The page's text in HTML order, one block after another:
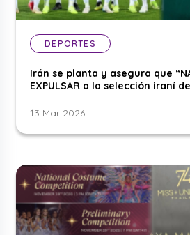
DEPORTES
Irán se planta y asegura que
EXPULSAR a la selección iraní
13 Mar 2026